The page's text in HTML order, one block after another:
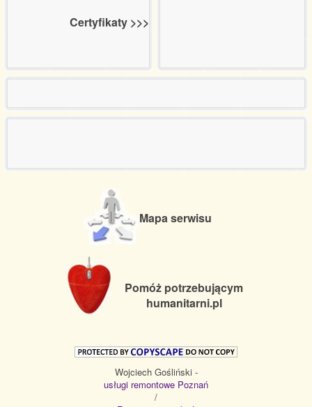
Certyfikaty >>>
Mapa serwisu
Pomóż potrzebującym
humanitarni.pl
Wojciech Gośliński -
usługi remontowe Poznań
/